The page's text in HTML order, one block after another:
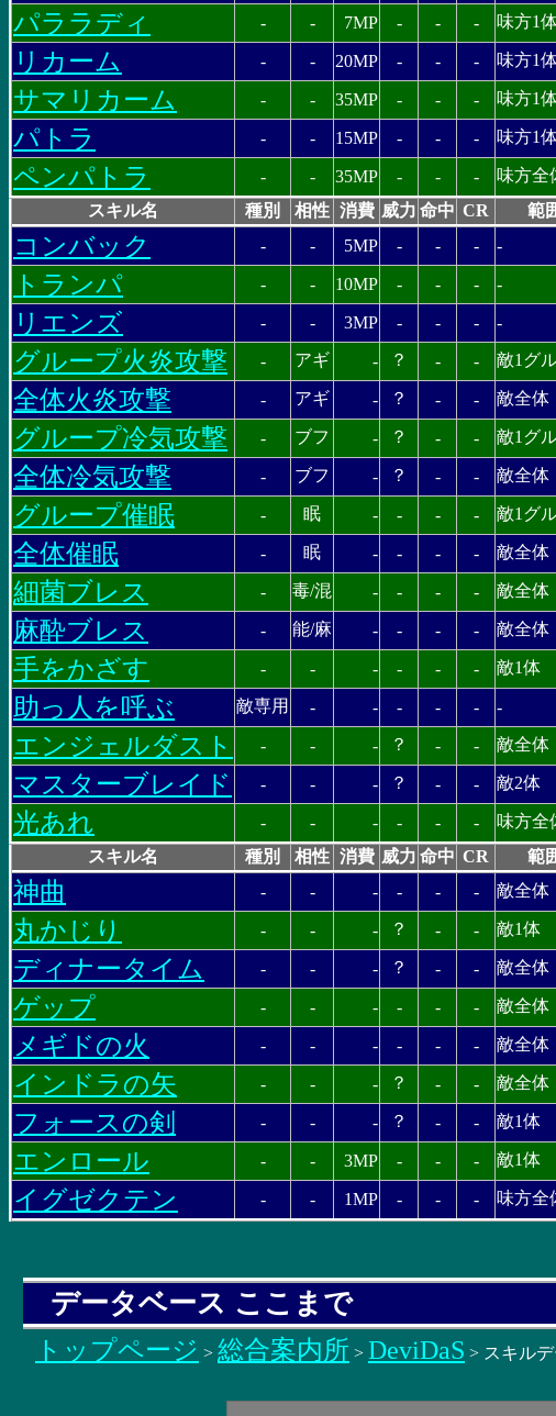
パララディ - - 7MP - - - 味方1
リカーム - - 20MP - - - 味方1
サマリカーム - - 35MP - - - 味方1
パトラ - - 15MP - - - 味方1
ペンパトラ - - 35MP - - - 味方全
スキル名
種別 相性 消費 威力 命中 CR 範
コンバック - - 5MP - - - -
トランパ - - 10MP - - - -
リエンズ - - 3MP - - - -
グループ火炎攻撃 - アギ - ？ - - 敵1グ
全体火炎攻撃 - アギ - ？ - - 敵全体
グループ冷気攻撃 - ブフ - ？ - - 敵1グ
全体冷気攻撃 - ブフ - ？ - - 敵全体
グループ催眠 - 眠 - - - - 敵1グ
全体催眠 - 眠 - - - - 敵全体
細菌ブレス - 毒/混 - - - - 敵全体
麻酔ブレス - 能/麻 - - - - 敵全体
手をかざす - - - - - - 敵1体
助っ人を呼ぶ 敵専用 - - - - - -
エンジェルダスト - - - ？ - - 敵全体
マスターブレイド - - - ？ - - 敵2体
光あれ - - - - - - 味方全
スキル名
種別 相性 消費 威力 命中 CR 範
神曲 - - - - - - 敵全体
丸かじり - - - ？ - - 敵1体
ディナータイム - - - ？ - - 敵全体
ゲップ - - - - - - 敵全体
メギドの火 - - - - - - 敵全体
インドラの矢 - - - ？ - - 敵全体
フォースの剣 - - - ？ - - 敵1体
エンロール - - 3MP - - - 敵1体
イグゼクテン - - 1MP - - - 味方全
データベース ここまで
トップページ > 総合案内所 > DeviDaS > スキル